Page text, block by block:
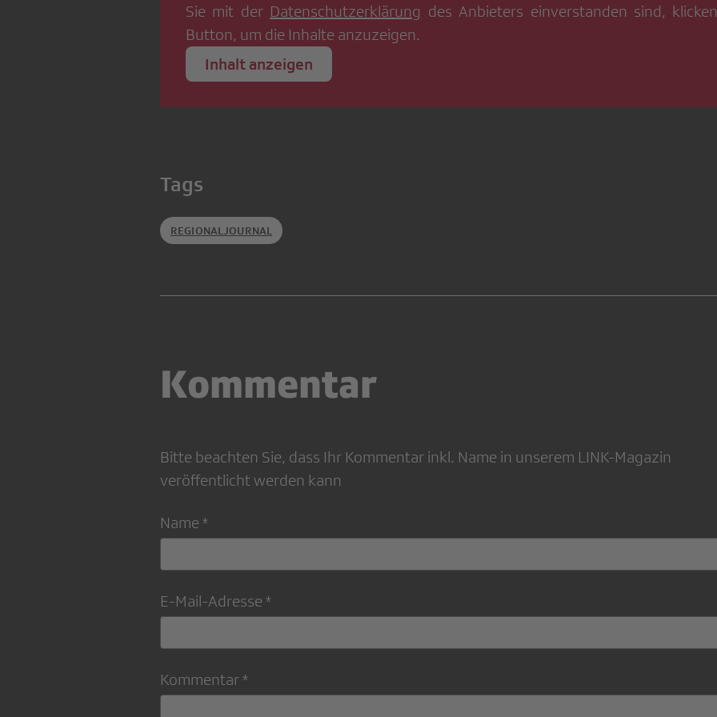
Sie mit der Datenschutzerklärung des Anbieters einverstanden sind,
Button, um die Inhalte anzuzeigen.
Inhalt anzeigen
Tags
REGIONALJOURNAL
Kommentar
Bitte beachten Sie, dass Ihr Kommentar inkl. Name in unserem LINK-Magazin
veröffentlicht werden kann
Name *
E-Mail-Adresse *
Kommentar *